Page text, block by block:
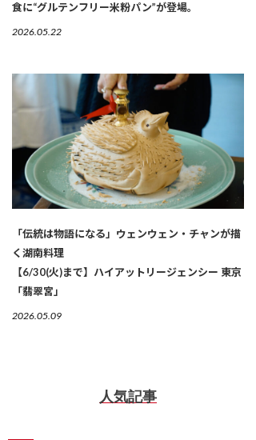
食に“グルテンフリー米粉パン”が登場。
2026.05.22
「伝統は物語になる」ウェンウェン・チャンが描
く湖南料理
【6/30(火)まで】ハイアットリージェンシー 東京
「翡翠宮」
2026.05.09
人気記事